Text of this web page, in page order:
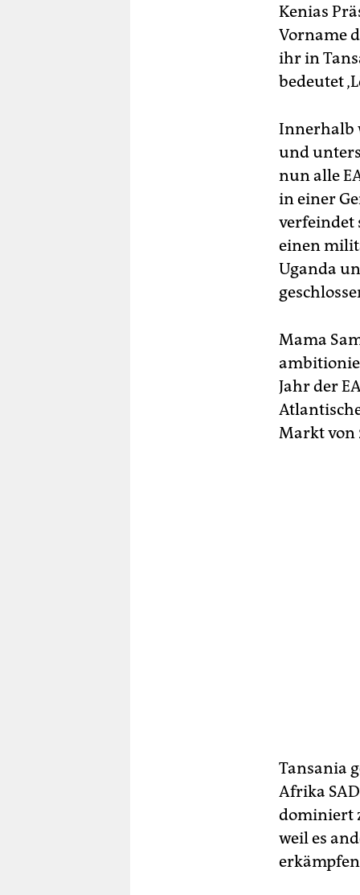
Kenias
Vorname
ihr in
bedeutet
Innerhalb
und
nun alle
in einer
verfeindet
einen
Uganda
Mama
Jahr der
Markt von
Tansania
Afrika
dominiert
weil es